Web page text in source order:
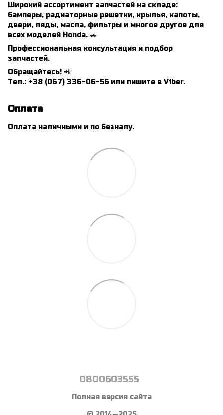
Широкий ассортимент запчастей на складе:
бамперы, радиаторные решетки, крылья, капоты,
двери, ляды, масла, фильтры и многое другое для
всех моделей Honda. 🚗
Профессиональная консультация и подбор
запчастей.
Обращайтесь! 📲
Тел.: +38 (067) 336-06-56 или пишите в Viber.
Оплата
Оплата наличными и по безналу.
0800603555
Полная версия сайта